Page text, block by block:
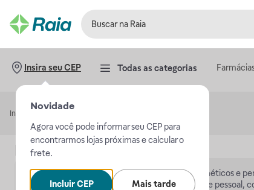
Insira seu CEP
Novidade
Agora você pode informar seu CEP para
encontrarmos lojas próximas e calcular o
frete.
Incluir CEP Mais tarde
Todas as categorias
Início
LojaTeruya Perfumaria
A Teruya Perfumaria é uma rede de lojas de cosméticos e
inclui maquiagem, perfumes, produtos de higiene pessoal,